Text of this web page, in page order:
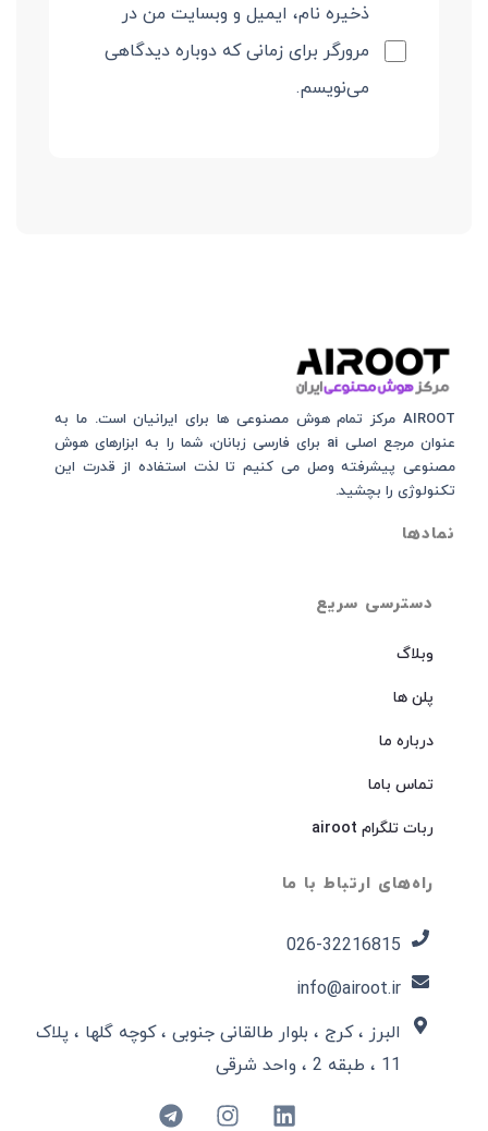
ذخیره نام، ایمیل و وبسایت من در
مرورگر برای زمانی که دوباره دیدگاهی
می‌نویسم.
دسترسی سریع
وبلاگ
پلن ها
درباره ما
تماس باما
ربات تلگرام airoot
راه‌های ارتباط با ما
026-32216815​
info@airoot.ir
البرز ، کرج ، بلوار طالقانی جنوبی ، کوچه گلها ، پلاک
11 ، طبقه 2 ، واحد شرقی
AIROOT مرکز تمام هوش مصنوعی‌‌‌ ها برای ایرانیان است. ما به
عنوان مرجع اصلی ai برای فارسی زبانان، شما را به ابزارهای هوش
مصنوعی پیشرفته وصل می کنیم تا لذت استفاده از قدرت این
تکنولوژی را بچشید.
نمادها